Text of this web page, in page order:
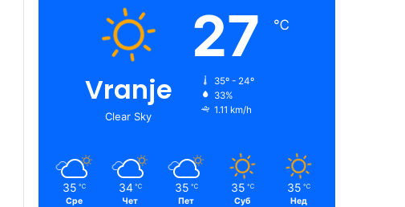
Vranje
Clear Sky
27 ℃
35º - 24º
33%
1.11 km/h
35 ℃
Сре
34 ℃
Чет
35 ℃
Пет
35 ℃
Суб
35 ℃
Нед